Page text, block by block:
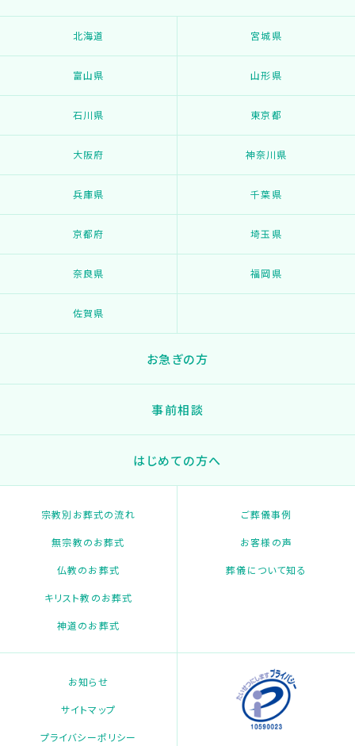
北海道 宮城県
富山県 山形県
石川県 東京都
大阪府 神奈川県
兵庫県 千葉県
京都府 埼玉県
奈良県 福岡県
佐賀県
お急ぎの方
事前相談
はじめての方へ
宗教別お葬式の流れ
無宗教のお葬式
仏教のお葬式
キリスト教のお葬式
神道のお葬式
ご葬儀事例
お客様の声
葬儀について知る
お知らせ
サイトマップ
プライバシーポリシー